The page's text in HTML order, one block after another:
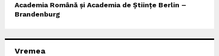
Academia Română și Academia de Științe Berlin –
Brandenburg
Vremea